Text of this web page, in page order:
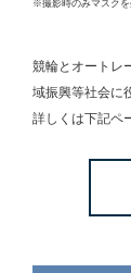
※撮影時のみマスクを
競輪とオートレ
域振興等社会に
詳しくは下記ペ